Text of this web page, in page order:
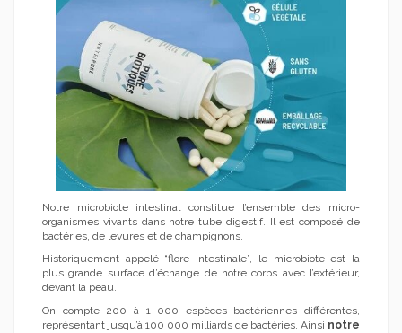
Notre microbiote intestinal constitue l’ensemble des micro-
organismes vivants dans notre tube digestif. Il est composé de
bactéries, de levures et de champignons.
Historiquement appelé “flore intestinale”, le microbiote est la
plus grande surface d’échange de notre corps avec l’extérieur,
devant la peau.
On compte 200 à 1 000 espèces bactériennes différentes,
représentant jusqu’à 100 000 milliards de bactéries. Ainsi notre